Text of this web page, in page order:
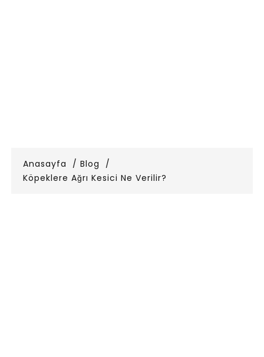
Anasayfa
Blog
Köpeklere Ağrı Kesici Ne Verilir?